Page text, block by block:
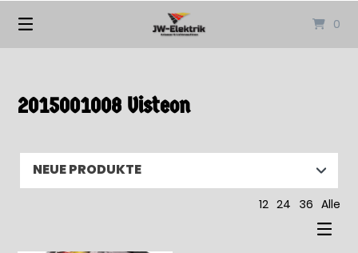
0
2015001008 Visteon
12 24 36 Alle